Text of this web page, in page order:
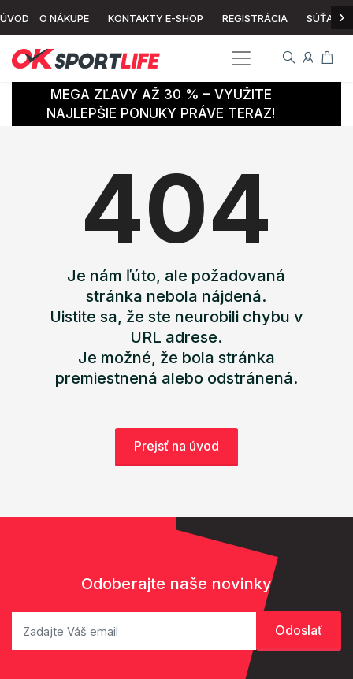
ÚVOD O NÁKUPE KONTAKTY E-SHOP REGISTRÁCIA SÚŤAŽ ›
MEGA ZĽAVY AŽ 30 % – VYUŽITE
NAJLEPŠIE PONUKY PRÁVE TERAZ!
404
Je nám ľúto, ale požadovaná
stránka nebola nájdená.
Uistite sa, že ste neurobili chybu v
URL adrese.
Je možné, že bola stránka
premiestnená alebo odstránená.
Prejsť na úvod
Odoberajte naše novinky